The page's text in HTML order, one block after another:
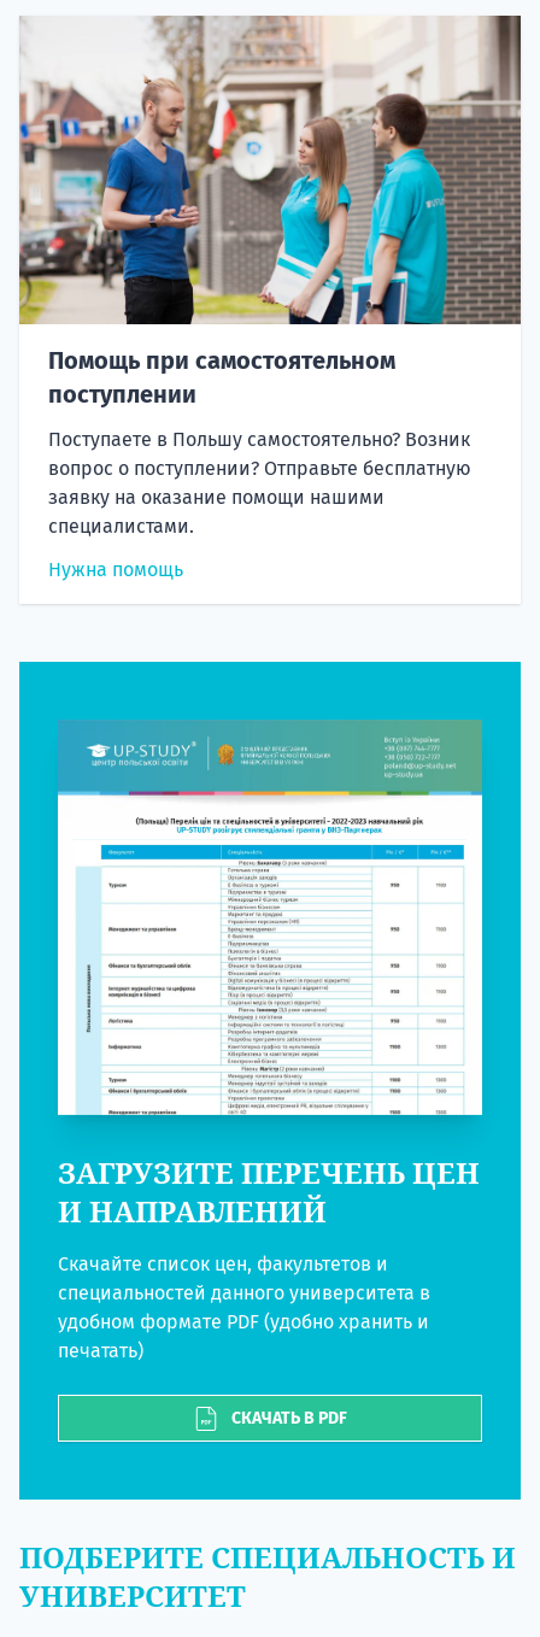
Помощь при самостоятельном
поступлении
Поступаете в Польшу самостоятельно? Возник
вопрос о поступлении? Отправьте бесплатную
заявку на оказание помощи нашими
специалистами.
Нужна помощь
ЗАГРУЗИТЕ ПЕРЕЧЕНЬ ЦЕН
И НАПРАВЛЕНИЙ
Скачайте список цен, факультетов и
специальностей данного университета в
удобном формате PDF (удобно хранить и
печатать)
СКАЧАТЬ В PDF
ПОДБЕРИТЕ СПЕЦИАЛЬНОСТЬ И
УНИВЕРСИТЕТ